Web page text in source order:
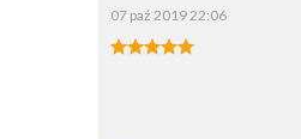
07 paź 2019 22:06